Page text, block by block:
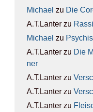
Michael zu Die
A.T.Lanter zu
Michael zu
A.T.Lanter zu Die
ner
A.T.Lanter zu
A.T.Lanter zu
A.T.Lanter zu